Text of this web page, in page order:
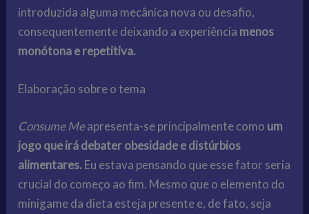
introduzida alguma mecânica nova ou desafio,
consequentemente deixando a experiência menos
monótona e repetitiva.
Elaboração sobre o tema
Consume Meapresenta-se principalmente como um
jogo que irá debater obesidade e distúrbios
alimentares.Eu estava pensando que esse fator seria
crucial do começo ao fim. Mesmo que o elemento do
minigame da dieta esteja presente e, de fato, seja